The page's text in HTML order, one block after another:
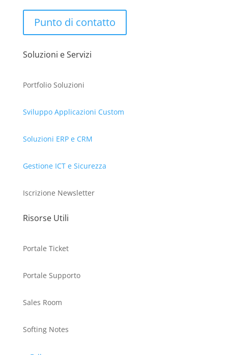
Punto di contatto
Soluzioni e Servizi
Portfolio Soluzioni
Sviluppo Applicazioni Custom
Soluzioni ERP e CRM
Gestione ICT e Sicurezza
Iscrizione Newsletter
Risorse Utili
Portale Ticket
Portale Supporto
Sales Room
Softing Notes